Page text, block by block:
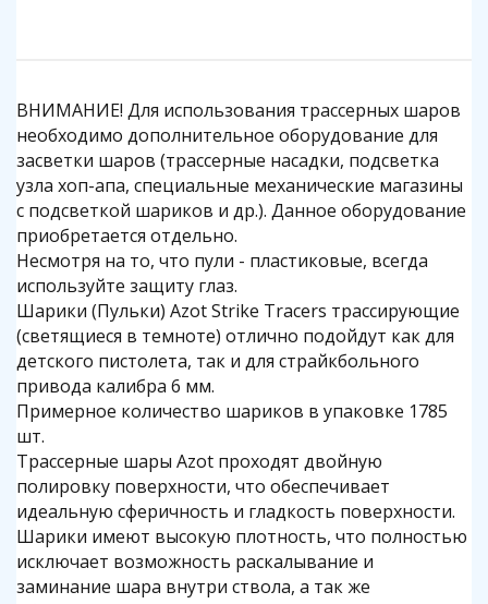
ВНИМАНИЕ! Для использования трассерных шаров
необходимо дополнительное оборудование для
засветки шаров (трассерные насадки, подсветка
узла хоп-апа, специальные механические магазины
с подсветкой шариков и др.). Данное оборудование
приобретается отдельно.
Несмотря на то, что пули - пластиковые, всегда
используйте защиту глаз.
Шарики (Пульки) Azot Strike Tracers трассирующие
(светящиеся в темноте) отлично подойдут как для
детского пистолета, так и для страйкбольного
привода калибра 6 мм.
Примерное количество шариков в упаковке 1785
шт.
Трассерные шары Azot проходят двойную
полировку поверхности, что обеспечивает
идеальную сферичность и гладкость поверхности.
Шарики имеют высокую плотность, что полностью
исключает возможность раскалывание и
заминание шара внутри ствола, а так же